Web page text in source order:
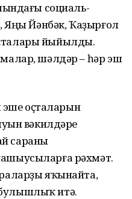
социаль-
Яңы Йәнбәк, Ҡаҙырғол
йыйылды.
шәлдәр – һәр эш
эше оҫталарын
вәкилдәре
сараны
рәхмәт.
яҡынайта,
итә.